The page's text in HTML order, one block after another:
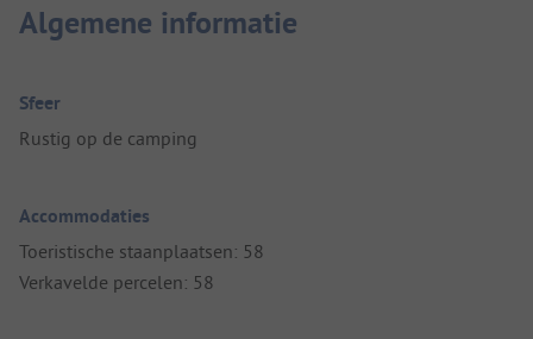
Algemene informatie
Sfeer
Rustig op de camping
Accommodaties
Toeristische staanplaatsen: 58
Verkavelde percelen: 58